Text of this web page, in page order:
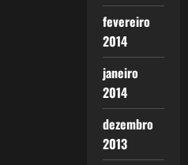
fevereiro
2014
janeiro
2014
dezembro
2013